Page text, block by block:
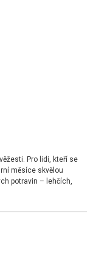
Pro lidi, kteří se
měsíce skvělou
potravin – lehčích,